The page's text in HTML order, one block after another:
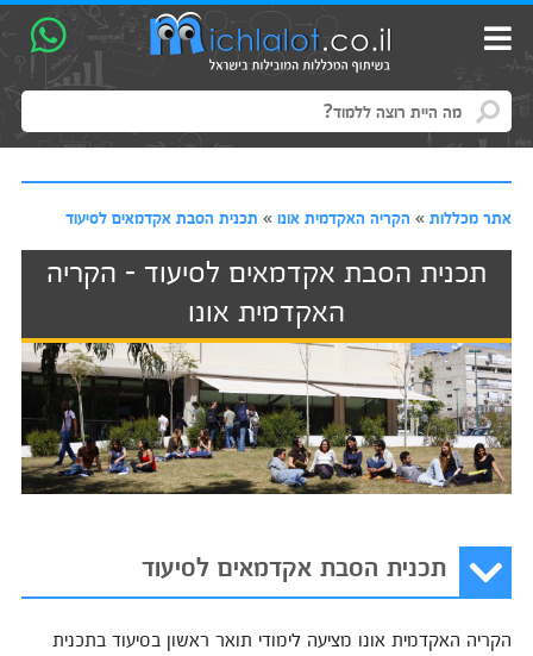
אתר מכללות» הקריה האקדמית אונו» תכנית הסבת אקדמאים לסיעוד
תכנית הסבת אקדמאים לסיעוד - הקריה
האקדמית אונו
תכנית הסבת אקדמאים לסיעוד
הקריה האקדמית אונו מציעה לימודי תואר ראשון בסיעוד בתכנית